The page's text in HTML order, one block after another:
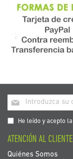
Inscríbase
a
nuestro
de
noticias:
He leído y acepto la
ATENCIÓN AL CLIENTE
Quiénes Somos